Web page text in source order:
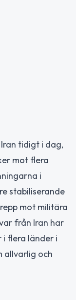
tidigt i dag,
mot flera
i
stabiliserande
mot militära
från Iran har
i flera länder i
allvarlig och